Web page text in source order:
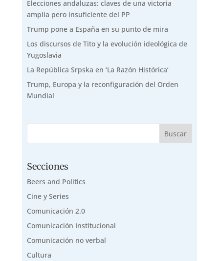
Elecciones andaluzas: claves de una victoria
amplia pero insuficiente del PP
Trump pone a España en su punto de mira
Los discursos de Tito y la evolución ideológica de
Yugoslavia
La República Srpska en ‘La Razón Histórica’
Trump, Europa y la reconfiguración del Orden
Mundial
Secciones
Beers and Politics
Cine y Series
Comunicación 2.0
Comunicación Institucional
Comunicación no verbal
Cultura